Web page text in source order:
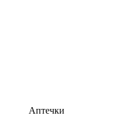
Аптечки